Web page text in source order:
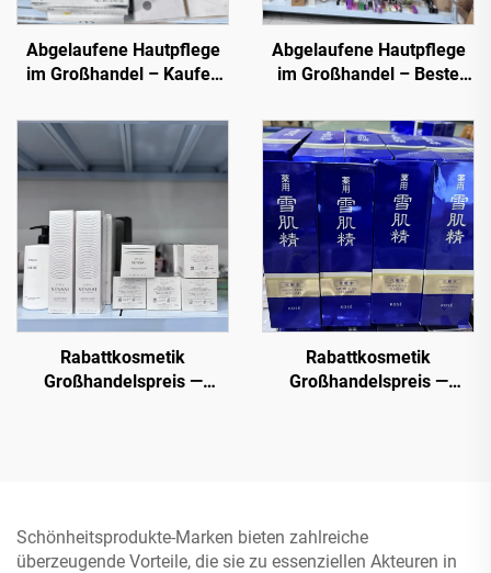
Abgelaufene Hautpflege
im Großhandel – Kaufen
Großhandel von Top-
Schönheitsmarken.
Bestellen Sie im Bulk
Kerastase, Le Labo, La
Roche Posay, Lancome,
Dior etc.
Abgelaufene Hautpflege
im Großhandel – Beste
Schönheitsprodukte
Rabattkosmetik
Großhandelspreis —
Rabattkosmetik
Großhandelspreis —
Schönheitsgeschäft zu
fördern
Schönheitsprodukte-Marken bieten zahlreiche
überzeugende Vorteile, die sie zu essenziellen Akteuren in